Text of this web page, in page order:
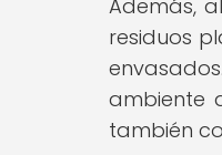
Además,
residuos
ambiente
también